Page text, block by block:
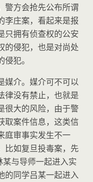
警方会抢先公布所谓
李庄案，看起来是报
只拥有侦查权的公安
的侵犯，也是对尚处
犯。
媒介。媒介可不可以
律没有禁止，也就是
很大的风险，由于警
取案件信息，这类信
庭审事实发生不一
比如复旦投毒案，先
某与导师一起进入实
的同学吕某一起进入